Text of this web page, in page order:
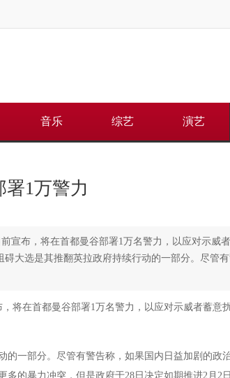
音乐 综艺 演艺
1万警力
宣布，将在首都曼谷部署1万名警力，以应对示威
大选是其推翻英拉政府持续行动的一部分。尽管
将在首都曼谷部署1万名警力，以应对示威者蓄意
的一部分。尽管有警告称，如果国内日益加剧的政
的暴力冲突，但是政府于28日决定如期推进2月2